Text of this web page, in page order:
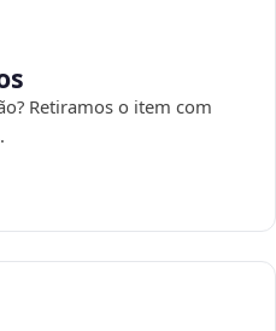
Retiramos o item com